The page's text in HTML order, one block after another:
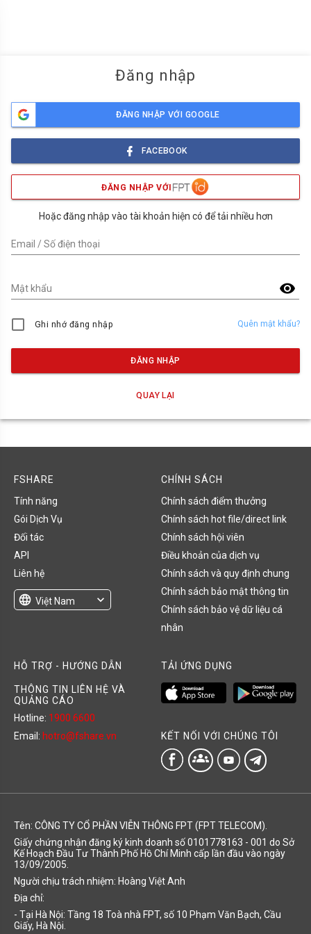
Đăng nhập
ĐĂNG NHẬP VỚI GOOGLE
FACEBOOK
ĐĂNG NHẬP VỚI
Hoặc đăng nhập vào tài khoản hiện có để tải nhiều hơn
Email / Số điện thoại
visibility
Mật khẩu
Ghi nhớ đăng nhập Quên mật khẩu?
ĐĂNG NHẬP
QUAY LẠI
FSHARE
Tính năng
Gói Dịch Vụ
Đối tác
API
Liên hệ
language Việt Nam
expand_more
CHÍNH SÁCH
Chính sách điểm thưởng
Chính sách hot file/direct link
Chính sách hội viên
Điều khoản của dịch vụ
Chính sách và quy định chung
Chính sách bảo mật thông tin
Chính sách bảo vệ dữ liệu cá
nhân
HỖ TRỢ - HƯỚNG DẪN
THÔNG TIN LIÊN HỆ VÀ
QUẢNG CÁO
Hotline: 1900 6600
Email: hotro@fshare.vn
TẢI ỨNG DỤNG
KẾT NỐI VỚI CHÚNG TÔI
groups
Tên: CÔNG TY CỔ PHẦN VIỄN THÔNG FPT (FPT TELECOM).
Giấy chứng nhận đăng ký kinh doanh số 0101778163 - 001 do Sở
Kế Hoạch Đầu Tư Thành Phố Hồ Chí Minh cấp lần đầu vào ngày
13/09/2005.
Người chịu trách nhiệm: Hoàng Việt Anh
Địa chỉ:
- Tại Hà Nội: Tầng 18 Toà nhà FPT, số 10 Phạm Văn Bạch, Cầu
Giấy, Hà Nội.